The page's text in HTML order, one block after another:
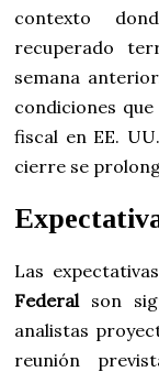
contexto
recuperado
semana
condiciones
fiscal en EE.
cierre se
Las
Federalson
analistas
reunión